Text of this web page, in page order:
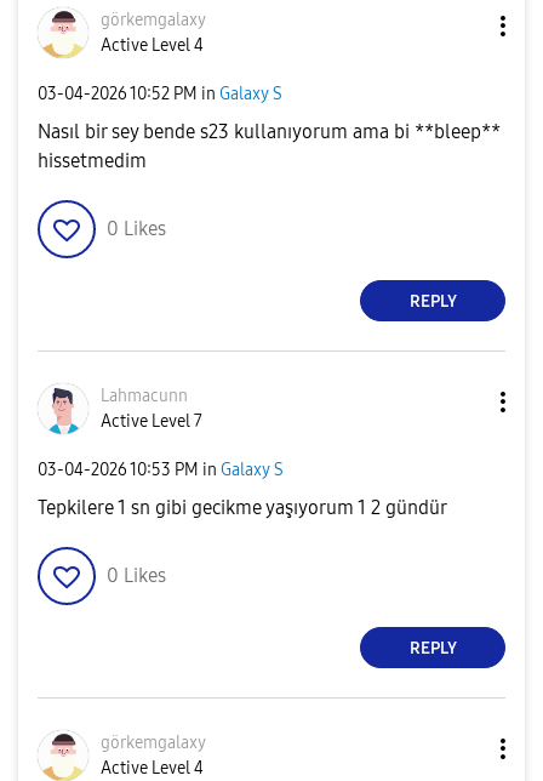
görkemgalaxy
Active Level 4
‎03-04-202610:52 PM in Galaxy S
Nasıl bir sey bende s23 kullanıyorum ama bi **bleep**
hissetmedim
0 Likes
REPLY
Lahmacunn
Active Level 7
‎03-04-202610:53 PM in Galaxy S
Tepkilere 1 sn gibi gecikme yaşıyorum 1 2 gündür
0 Likes
REPLY
görkemgalaxy
Active Level 4